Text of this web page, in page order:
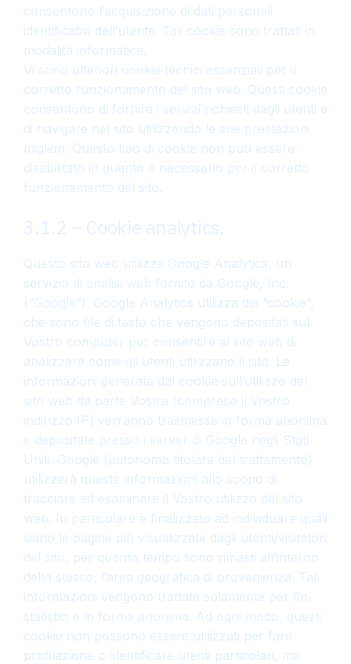
consentono l’acquisizione di dati personali
identificativi dell’utente. Tali cookie sono trattati in
modalità informatica.
Vi sono ulteriori cookie tecnici essenziali per il
corretto funzionamento del sito web. Questi cookie
consentono di fornire i servizi richiesti dagli utenti e
di navigare nel sito utilizzando le sue prestazioni
migliori. Questo tipo di cookie non può essere
disabilitato in quanto è necessario per il corretto
funzionamento del sito.
3.1.2 – Cookie analytics.
Questo sito web utilizza Google Analytics, un
servizio di analisi web fornito da Google, Inc.
(“Google”). Google Analytics utilizza dei “cookie”,
che sono file di testo che vengono depositati sul
Vostro computer per consentire al sito web di
analizzare come gli utenti utilizzano il sito. Le
informazioni generate dal cookie sull’utilizzo del
sito web da parte Vostra (compreso il Vostro
indirizzo IP) verranno trasmesse in forma anonima
e depositate presso i server di Google negli Stati
Uniti. Google (autonomo titolare del trattamento)
utilizzerà queste informazioni allo scopo di
tracciare ed esaminare il Vostro utilizzo del sito
web. In particolare è finalizzato ad individuare quali
siano le pagine più visualizzate dagli utenti/visitatori
del sito, per quanto tempo sono rimasti all’interno
dello stesso, l’area geografica di provenienza. Tali
informazioni vengono trattate solamente per fini
statistici e in forma anonima. Ad ogni modo, questi
cookie non possono essere utilizzati per fare
profilazione o identificare utenti particolari, ma